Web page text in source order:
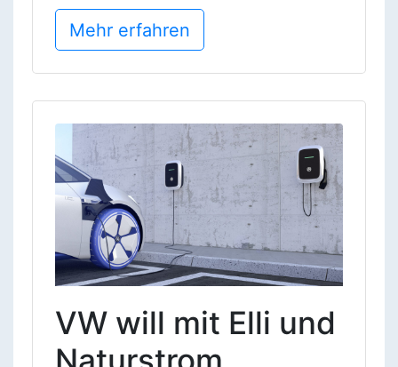
Mehr erfahren
VW will mit Elli und